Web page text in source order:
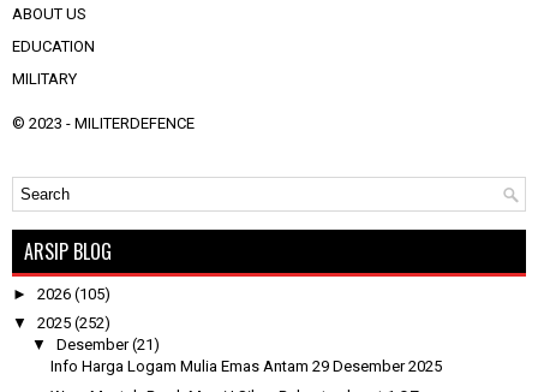
ABOUT US
EDUCATION
MILITARY
© 2023 - MILITERDEFENCE
ARSIP BLOG
► 2026 (105)
▼ 2025 (252)
▼ Desember(21)
Info Harga Logam Mulia Emas Antam 29 Desember 2025